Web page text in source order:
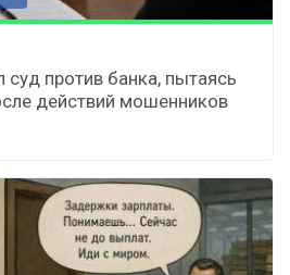
суд против банка, пытаясь
действий мошенников